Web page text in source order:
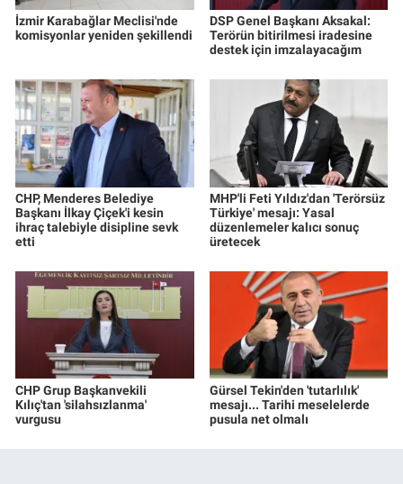
İzmir Karabağlar Meclisi'nde
komisyonlar yeniden şekillendi
DSP Genel Başkanı Aksakal:
Terörün bitirilmesi iradesine
destek için imzalayacağım
CHP, Menderes Belediye
Başkanı İlkay Çiçek'i kesin
ihraç talebiyle disipline sevk
etti
MHP'li Feti Yıldız'dan 'Terörsüz
Türkiye' mesajı: Yasal
düzenlemeler kalıcı sonuç
üretecek
CHP Grup Başkanvekili
Kılıç'tan 'silahsızlanma'
vurgusu
Gürsel Tekin'den 'tutarlılık'
mesajı... Tarihi meselelerde
pusula net olmalı